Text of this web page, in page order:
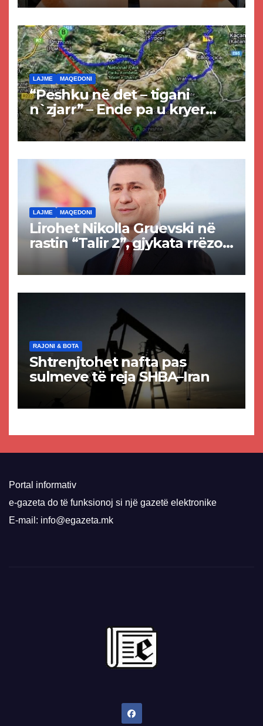
LAJME MAQEDONI
“Peshku në det – tigani
n`zjarr” – Ende pa u kryer
projekti i tunelit, komuna e
Tetovës nis punimet për
LAJME MAQEDONI
Lirohet Nikolla Gruevski në
rastin “Talir 2”, gjykata rrëzon
akuzat për ndërtimin e
paligjshëm të selisë së
RAJONI & BOTA
Shtrenjtohet nafta pas
sulmeve të reja SHBA–Iran
Portal informativ
e-gazeta do të funksionoj si një gazetë elektronike
E-mail: info@egazeta.mk